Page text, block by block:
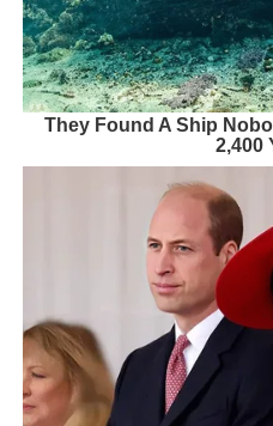
They Found A Ship
2,400